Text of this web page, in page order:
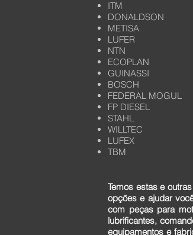
ITM
DONALDSON
METISA
LUFER
NTN
ECOPLAN
GUINASSI
BOSCH
FEDERAL MOGUL
FP DIESEL
STAHL
WILLTEC
LUFEX
TBM
Temos estas e
opções e ajudar
com peças para
lubrificantes,
equipamentos e